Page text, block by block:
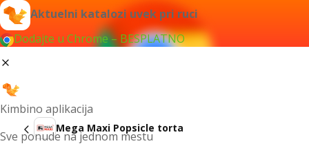
Aktuelni katalozi uvek pri ruci
Dodajte u Chrome – BESPLATNO
Kimbino aplikacija
Sve ponude na jednom mestu
Mega Maxi Popsicle torta